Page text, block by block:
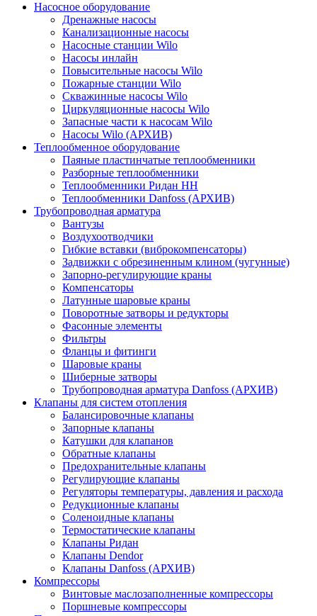
Насосное оборудование
Дренажные насосы
Канализационные насосы
Насосные станции Wilo
Насосы инлайн
Повысительные насосы Wilo
Пожарные станции Wilo
Скважинные насосы Wilo
Циркуляционные насосы Wilo
Запасные части к насосам Wilo
Насосы Wilo (АРХИВ)
Теплообменное оборудование
Паяные пластинчатые теплообменники
Разборные теплообменники
Теплообменники Ридан НН
Теплообменники Danfoss (АРХИВ)
Трубопроводная арматура
Вантузы
Воздухоотводчики
Гибкие вставки (виброкомпенсаторы)
Задвижки с обрезиненным клином (чугунные)
Запорно-регулирующие краны
Компенсаторы
Латунные шаровые краны
Поворотные затворы и редукторы
Фасонные элементы
Фильтры
Фланцы и фитинги
Шаровые краны
Шиберные затворы
Трубопроводная арматура Danfoss (АРХИВ)
Клапаны для систем отопления
Балансировочные клапаны
Запорные клапаны
Катушки для клапанов
Обратные клапаны
Предохранительные клапаны
Регулирующие клапаны
Регуляторы температуры, давления и расхода
Редукционные клапаны
Соленоидные клапаны
Термостатические клапаны
Клапаны Ридан
Клапаны Dendor
Клапаны Danfoss (АРХИВ)
Компрессоры
Винтовые маслозаполненные компрессоры
Поршневые компрессоры